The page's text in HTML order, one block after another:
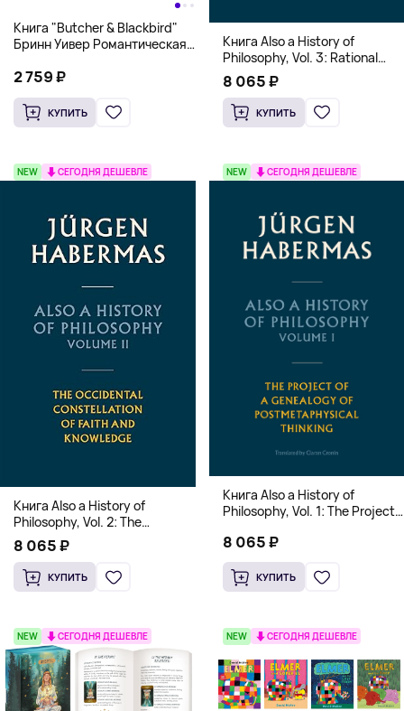
Книга "Butcher & Blackbird"
Бринн Уивер Романтическая
(18+)
2 759 ₽
КУПИТЬ
Книга Also a History of
Philosophy, Vol. 3: Rational
Freedom. Traces of the
Discourse on Faith and
Knowledge (Твердый
переплет)
8 065 ₽
КУПИТЬ
NEW СЕГОДНЯ ДЕШЕВЛЕ
Книга Also a History of
Philosophy, Vol. 2: The
Occidental Constellation of
Faith and Knowledge
(Твердый переплет)
8 065 ₽
КУПИТЬ
NEW СЕГОДНЯ ДЕШЕВЛЕ
Книга Also a History of
Philosophy, Vol. 1: The Project
Postmetaphysical Thinking
(Твердый переплет)
8 065 ₽
КУПИТЬ
NEW СЕГОДНЯ ДЕШЕВЛЕ NEW СЕГОДНЯ ДЕШЕВЛЕ